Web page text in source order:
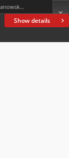
Show details
Niesporek-Klanowska, Katarzyna